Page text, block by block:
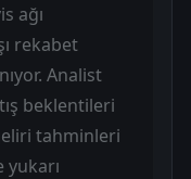
ağı
rekabet
Analist
beklentileri
tahminleri
yukarı